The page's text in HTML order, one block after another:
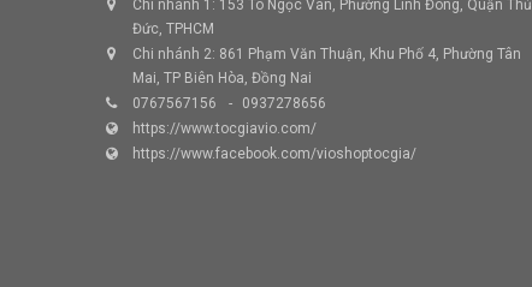
Chi nhánh 1: 153 Tô Ngọc Vân, Phường Linh Đông, Quận Thủ
Đức, TPHCM
Chi nhánh 2: 861 Phạm Văn Thuận, Khu Phố 4, Phường Tân
Mai, TP Biên Hòa, Đồng Nai
0767567156
0937278656
https://www.tocgiavio.com/
https://www.facebook.com/vioshoptocgia/